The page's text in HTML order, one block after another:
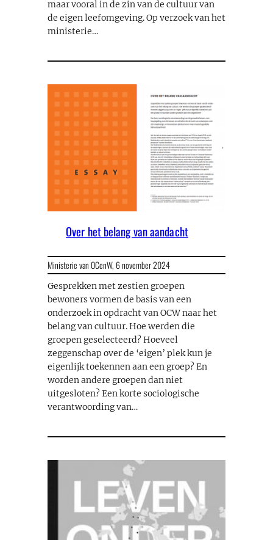
maar vooral in de zin van de cultuur van
de eigen leefomgeving. Op verzoek van het
ministerie…
Over het belang van aandacht
Ministerie van OCenW, 6 november 2024
Gesprekken met zestien groepen
bewoners vormen de basis van een
onderzoek in opdracht van OCW naar het
belang van cultuur. Hoe werden die
groepen geselecteerd? Hoeveel
zeggenschap over de ‘eigen’ plek kun je
eigenlijk toekennen aan een groep? En
worden andere groepen dan niet
uitgesloten? Een korte sociologische
verantwoording van…